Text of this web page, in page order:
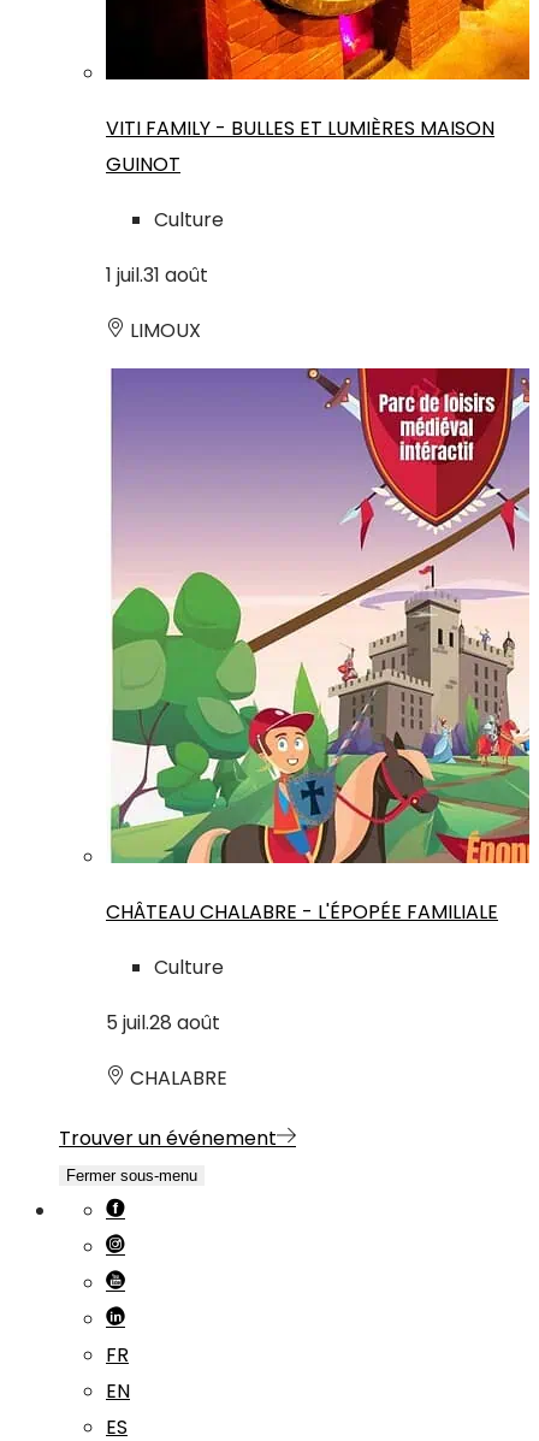
VITI FAMILY - BULLES ET LUMIÈRES MAISON
GUINOT
Culture
1 juil.31 août
LIMOUX
CHÂTEAU CHALABRE - L'ÉPOPÉE FAMILIALE
Culture
5 juil.28 août
CHALABRE
Trouver un événement
Fermer sous-menu
FR
EN
ES